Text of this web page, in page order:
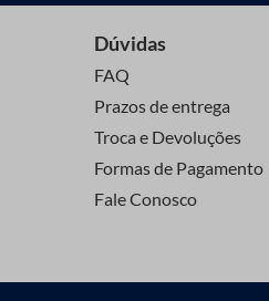
Dúvidas
FAQ
Prazos de entrega
Troca e Devoluções
Formas de Pagamento
Fale Conosco